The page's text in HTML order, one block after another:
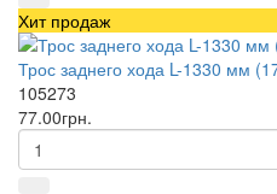
Хит продаж
Трос заднего хода L-1330 мм
105273
77.00грн.